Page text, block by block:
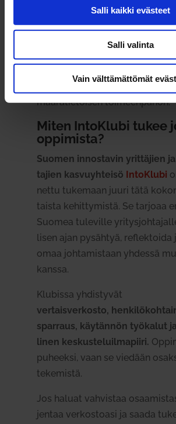
Salli kaikki evästeet
Salli valinta
Vain välttämättömät
Joh­tajan oppi­minen on
noilua tiedon ja teke­misen,
mää­rä­tie­toisen toi­meen­panon.
Miten IntoKlubi tukee
oppi­mista?
Suomen innos­tavin yrit­täjien
tajien kas­vu­yh­teisö IntoKlubi
nettu tukemaan juuri tätä
taista kehit­ty­mistä. Se tarjoaa
Suomea tule­ville
lisen ajan pysähtyä, reflek­toida
omaa joh­ta­mistaan yhdessä
kanssa.
Klu­bissa yhdis­tyvät
ver­tais­ver­kosto,
sparraus, käy­tännön työ­kalut
linen kes­kus­te­luil­ma­piiri.
puheeksi, vaan se viedään
teke­mistä.
Jos haluat vah­vistaa
jentaa ver­kos­toasi ja saada